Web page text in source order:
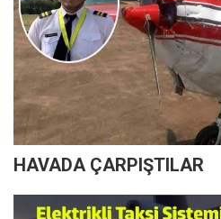
HAVADA ÇARPIŞTILAR